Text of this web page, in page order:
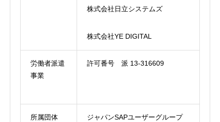
株式会社日立システムズ
株式会社YE DIGITAL
労働者派遣
事業
許可番号 派 13-316609
所属団体
ジャパンSAPユーザーグループ